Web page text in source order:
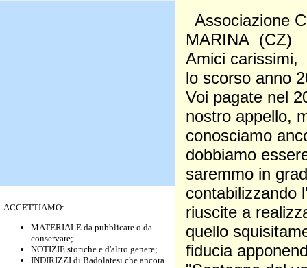
ACCETTIAMO:
MATERIALE da pubblicare o da
conservare;
NOTIZIE storiche e d'altro genere;
INDIRIZZI di Badolatesi che ancora
Associazione
MARINA (CZ)
Amici carissimi,
lo scorso anno
Voi pagate nel
nostro appello,
conosciamo
dobbiamo
saremmo in
contabilizzando
riuscite a
quello
fiducia